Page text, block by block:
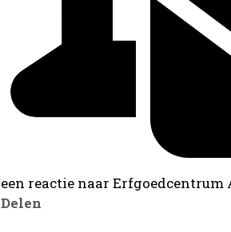
een reactie naar
Delen